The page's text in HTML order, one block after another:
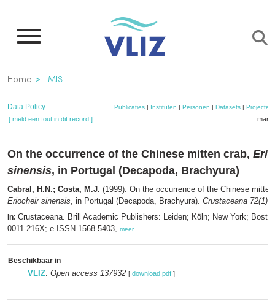
naar
inhoud
gaan
Kruimelpad
Home IMIS
Data Policy Publicaties| Instituten | Personen | Datasets| Projecten
[ meld een fout in dit record ]
On the occurrence of the Chinese mitten crab,
sinensis, in Portugal (Decapoda, Brachyura)
Cabral, H.N.; Costa, M.J. (1999). On the occurrence of the Chinese
Eriocheir sinensis, in Portugal (Decapoda, Brachyura). Crustaceana 72(1)
In: Crustaceana. Brill Academic Publishers: Leiden; Köln; New York;
0011-216X; e-ISSN 1568-5403, meer
Beschikbaar in
VLIZ: Open access 137932 [ download pdf ]